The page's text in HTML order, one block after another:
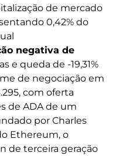
de mercado
0,42% do
negativa de
e queda de -19,31%
de negociação em
com oferta
de ADA de um
por Charles
Ethereum, o
de terceira geração